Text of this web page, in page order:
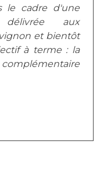
le cadre d'une
aux
et bientôt
à terme : la